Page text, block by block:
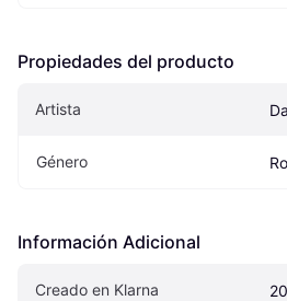
Propiedades del producto
Artista
Género
Información Adicional
Creado en Klarna